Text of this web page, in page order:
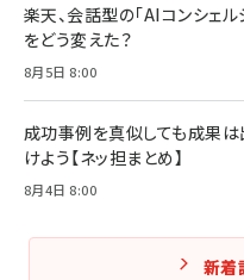
楽天、会話型の「AIコンシェ
をどう変えた？
8月5日 8:00
成功事例を真似しても成果は
けよう【ネッ担まとめ】
8月4日 8:00
新着